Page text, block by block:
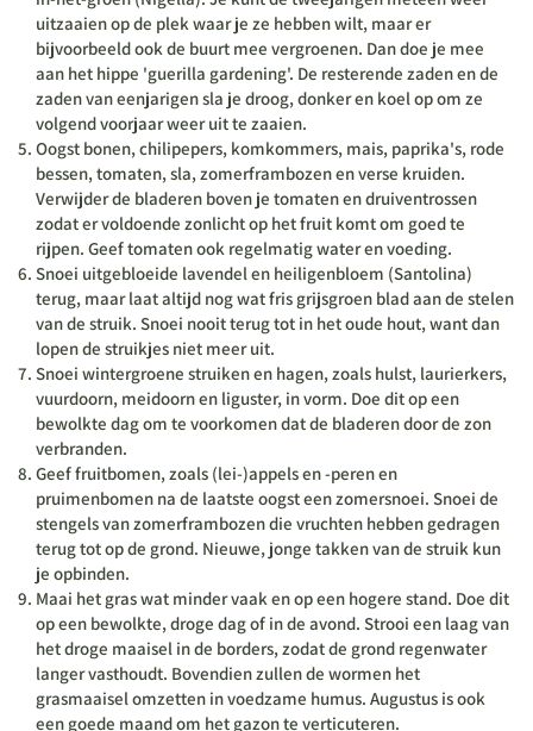
uitzaaien op de plek waar je ze hebben wilt, maar er
bijvoorbeeld ook de buurt mee vergroenen. Dan doe je mee
aan het hippe 'guerilla gardening'. De resterende zaden en de
zaden van eenjarigen sla je droog, donker en koel op om ze
volgend voorjaar weer uit te zaaien.
Oogst bonen, chilipepers, komkommers, mais, paprika's, rode
bessen, tomaten, sla, zomerframbozen en verse kruiden.
Verwijder de bladeren boven je tomaten en druiventrossen
zodat er voldoende zonlicht op het fruit komt om goed te
rijpen. Geef tomaten ook regelmatig water en voeding.
Snoei uitgebloeide lavendel en heiligenbloem (Santolina)
terug, maar laat altijd nog wat fris grijsgroen blad aan de stelen
van de struik. Snoei nooit terug tot in het oude hout, want dan
lopen de struikjes niet meer uit.
Snoei wintergroene struiken en hagen, zoals hulst, laurierkers,
vuurdoorn, meidoorn en liguster, in vorm. Doe dit op een
bewolkte dag om te voorkomen dat de bladeren door de zon
verbranden.
Geef fruitbomen, zoals (lei-)appels en -peren en
pruimenbomen na de laatste oogst een zomersnoei. Snoei de
stengels van zomerframbozen die vruchten hebben gedragen
terug tot op de grond. Nieuwe, jonge takken van de struik kun
je opbinden.
Maai het gras wat minder vaak en op een hogere stand. Doe dit
op een bewolkte, droge dag of in de avond. Strooi een laag van
het droge maaisel in de borders, zodat de grond regenwater
langer vasthoudt. Bovendien zullen de wormen het
grasmaaisel omzetten in voedzame humus. Augustus is ook
een goede maand om het gazon te verticuteren.